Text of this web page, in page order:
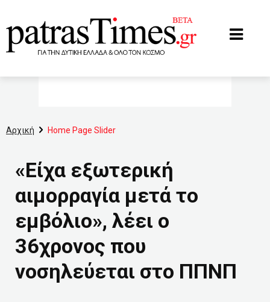
Αρχική Home Page Slider
«Είχα εξωτερική
αιμορραγία μετά το
εμβόλιο», λέει ο
36χρονος που
νοσηλεύεται στο ΠΠΝΠ